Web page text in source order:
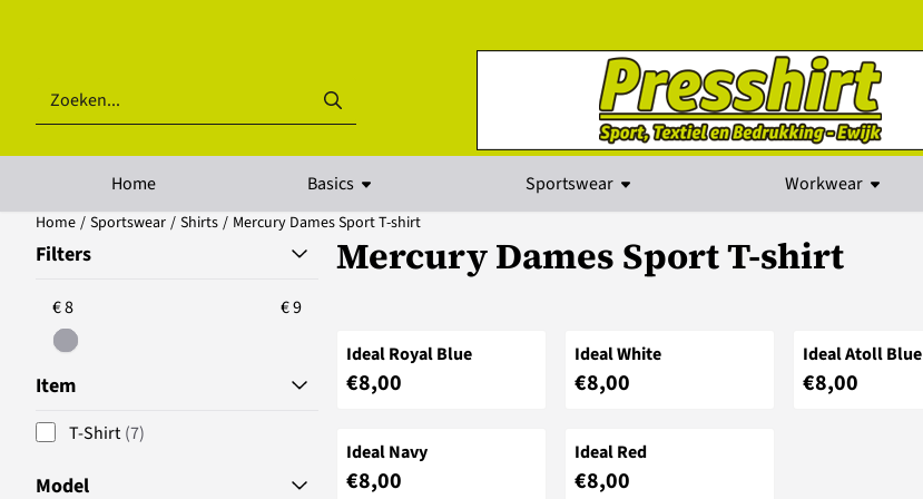
Zoeken
Home Basics Sportswear Workwear
Home / Sportswear / Shirts / Mercury Dames Sport T-shirt
Filters
€ 8 € 9
Item
T-Shirt (7)
Model
Mercury Dames Sport T-shirt
Ideal Royal Blue
Prijs: 8,00
€8,00
Ideal White
Prijs: 8,00
€8,00
Ideal Atoll Blue
Prijs: 8,00
€8,00
Ideal Navy
Prijs: 8,00
€8,00
Ideal Red
Prijs: 8,00
€8,00